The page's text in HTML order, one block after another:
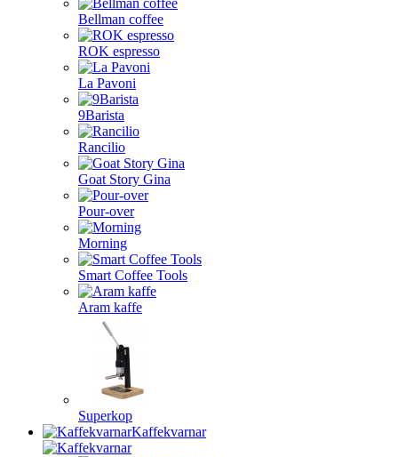
Bellman coffee
ROK espresso
La Pavoni
9Barista
Rancilio
Goat Story Gina
Pour-over
Morning
Smart Coffee Tools
Aram kaffe
Superkop
Kaffekvarnar